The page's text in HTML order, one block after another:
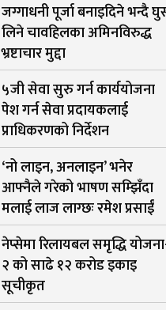
जग्गाधनी पूर्जा बनाइदिने भन्दै
लिने चावहिलका अमिनविरुद्ध
भ्रष्टाचार मुद्दा
५जी सेवा सुरु गर्न कार्ययोजना
पेश गर्न सेवा प्रदायकलाई
प्राधिकरणको निर्देशन
‘नो लाइन, अनलाइन’ भनेर
आफ्नैले गरेको भाषण सम्झिँदा
मलाई लाज लाग्छः रमेश प्रसाईं
नेप्सेमा रिलायबल समृद्धि
२ को साढे १२ करोड इकाइ
सूचीकृत